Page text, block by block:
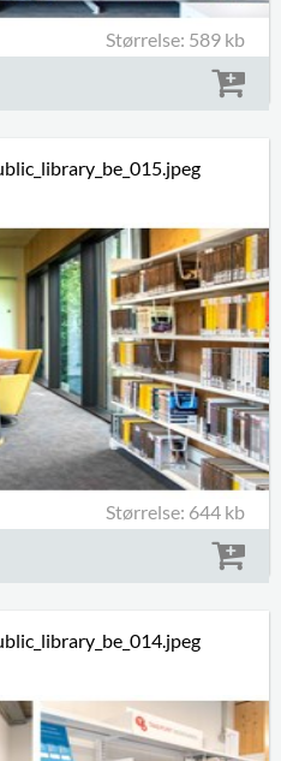
Størrelse: 589 kb
Størrelse: 644 kb